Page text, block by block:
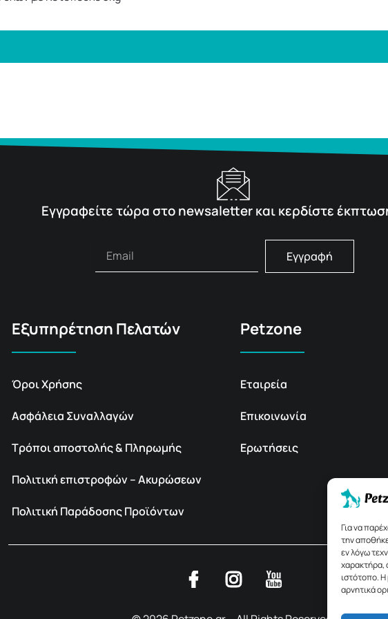
Για να
την
εν λόγω
χαρακτήρα,
ιστότοπο.
αρνητικά
Εγγραφείτε τώρα στο newsaletter και κερδίστε
Εγγραφή
Εξυπηρέτηση Πελατών
Όροι Χρήσης
Ασφάλεια Συναλλαγών
Τρόποι αποστολής & Πληρωμής
Πολιτική επιστροφών – Ακυρώσεων
Πολιτική Παράδοσης Προϊόντων
Petzone
Εταιρεία
Επικοινωνία
Ερωτήσεις